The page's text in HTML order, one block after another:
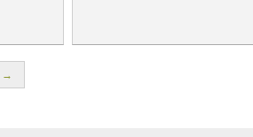
→